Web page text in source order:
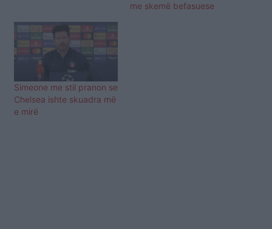
me skemë befasuese
Simeone me stil pranon se
Chelsea ishte skuadra më
e mirë